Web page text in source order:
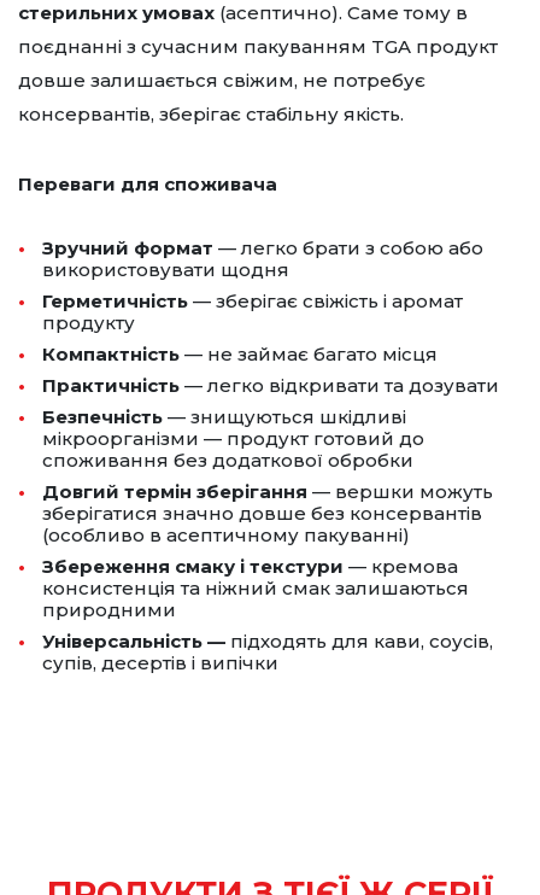
стерильних умовах (асептично). Саме тому в
поєднанні з сучасним пакуванням TGA продукт
довше залишається свіжим, не потребує
консервантів, зберігає стабільну якість.
Переваги для споживача
Зручний формат — легко брати з собою або
використовувати щодня
Герметичність — зберігає свіжість і аромат
продукту
Компактність — не займає багато місця
Практичність — легко відкривати та дозувати
Безпечність — знищуються шкідливі
мікроорганізми — продукт готовий до
споживання без додаткової обробки
Довгий термін зберігання — вершки можуть
зберігатися значно довше без консервантів
(особливо в асептичному пакуванні)
Збереження смаку і текстури — кремова
консистенція та ніжний смак залишаються
природними
Універсальність — підходять для кави, соусів,
супів, десертів і випічки